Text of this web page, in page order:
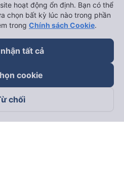
hoạt động ổn định. Bạn có thể
chọn bất kỳ lúc nào trong phần
trong Chính sách Cookie.
tất cả
cookie
chối